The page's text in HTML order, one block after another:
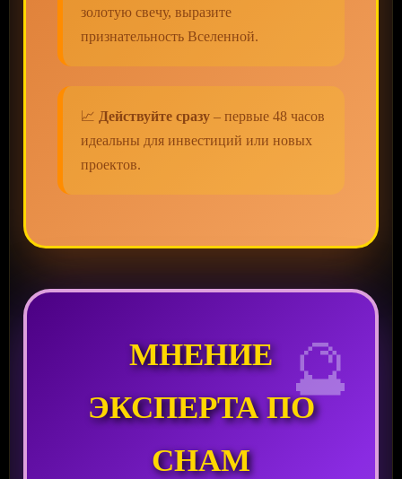
золотую свечу, выразите
признательность Вселенной.
📈 Действуйте сразу – первые 48 часов
идеальны для инвестиций или новых
проектов.
🔮
МНЕНИЕ
ЭКСПЕРТА ПО
СНАМ